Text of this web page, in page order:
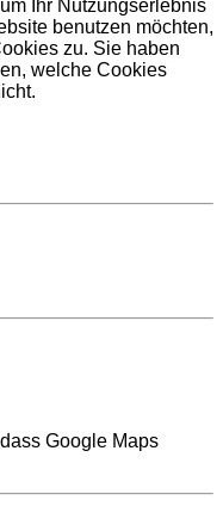
Ihr Nutzungserlebnis
benutzen möchten,
zu. Sie haben
welche Cookies
Google Maps